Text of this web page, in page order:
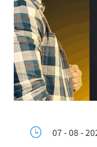
07 - 08 -